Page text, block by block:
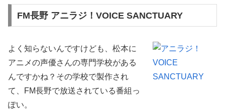
FM長野 アニラジ！VOICE SANCTUARY
よく知らないんですけども、松本に
アニメの声優さんの専門学校がある
んですかね？その学校で製作され
て、FM長野で放送されている番組っ
ぽい。